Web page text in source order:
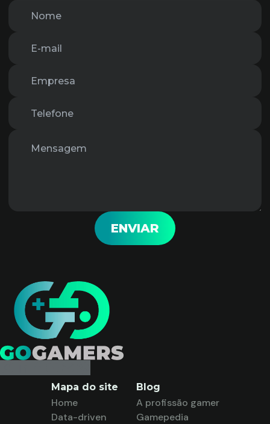
ENVIAR
Mapa do site
Home
Data-driven
Blog
A profissão gamer
Gamepedia